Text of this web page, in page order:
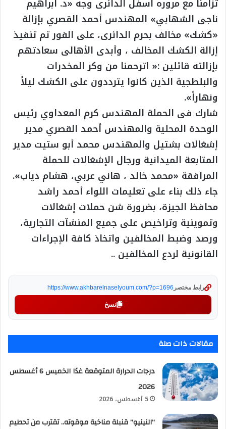
تزامناً مع مروره أسفل الدائرى وجه «د. ابراهيم
ناجى الشهابي» المهندس أحمد القصري بإزالة
«كشك» مخالف بحرم الدائرى، على الفور تم تنفيذ
إزالة الكشك المخالف ، وأبدى الأهالى سعادتهم
بإزالته قائلين :« اترحمنا من وكر المخدرات
والبلطجية الذين كانوا يترددون على الكشك ليلاً
ونهاراً».
شارك فى الحملة المهندس كرم المعداوي رئيس
الوحدة المحلية والمهندس أحمد القصري مدير
إشغالات بشتيل والمهندس محمد أبو ستيت مدير
المتابعة الميدانية ورجال الإشغالات للحملة
المرافقة «محمد خالد ، هاني عربي، هشام دياب».
جاء ذلك بناء على تعليمات اللواء أحمد راشد
محافظ الجيزة، بضرورة شن حملات إشغالات
وتموينية وتراخيص على جميع المنشآت التجارية،
ورصد وضبط المخالفين واتخاذ كافة الإجراءات
القانونية لردع المخالفين ..
رابط مختصر https://www.akhbarelnaselyoum.com/?p=1696
نسخ
مقالات ذات صلة
درجات الحرارة المتوقعة غدًا الخميس 6 أغسطس
2026
5 أغسطس، 2026
“النينيو” قنبلة مناخية موقوته.. تقترب من تحطيم